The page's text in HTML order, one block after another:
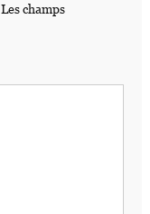
Les champs